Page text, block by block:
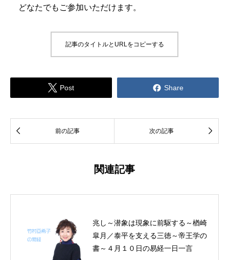
どなたでもご参加いただけます。
記事のタイトルとURLをコピーする
 Post  Share
 前の記事 次の記事 
関連記事
兆し～潜象は現象に前駆する～楢崎
皐月／泰平を支える三徳～帝王学の
書～４月１０日の易経一日一言